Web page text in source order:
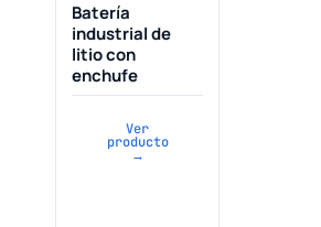
Batería
industrial de
litio con
enchufe
Ver
producto
→